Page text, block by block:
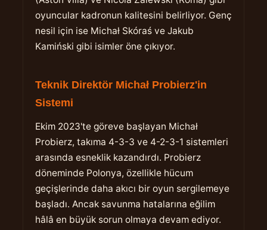
oyuncular kadronun kalitesini belirliyor. Genç
nesil için ise Michał Skóraś ve Jakub
Kamiński gibi isimler öne çıkıyor.
Teknik Direktör Michał Probierz'in
Sistemi
Ekim 2023'te göreve başlayan Michał
Probierz, takıma 4-3-3 ve 4-2-3-1 sistemleri
arasında esneklik kazandırdı. Probierz
döneminde Polonya, özellikle hücum
geçişlerinde daha akıcı bir oyun sergilemeye
başladı. Ancak savunma hatalarına eğilim
hâlâ en büyük sorun olmaya devam ediyor.